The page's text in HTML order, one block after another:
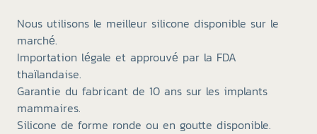
Nous utilisons le meilleur silicone disponible sur le
marché.
Importation légale et approuvé par la FDA
thaïlandaise.
Garantie du fabricant de 10 ans sur les implants
mammaires.
Silicone de forme ronde ou en goutte disponible.